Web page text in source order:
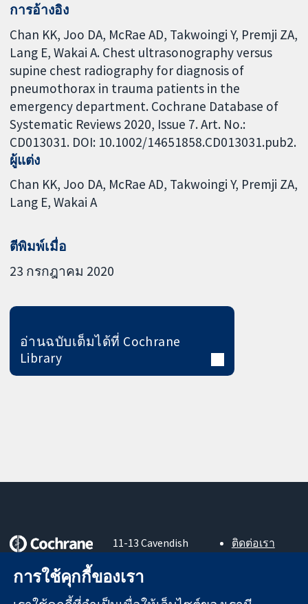
การอ้างอิง
Chan KK, Joo DA, McRae AD, Takwoingi Y, Premji ZA,
Lang E, Wakai A. Chest ultrasonography versus
supine chest radiography for diagnosis of
pneumothorax in trauma patients in the
emergency department. Cochrane Database of
Systematic Reviews 2020, Issue 7. Art. No.:
CD013031. DOI: 10.1002/14651858.CD013031.pub2.
ผู้แต่ง
Chan KK Joo DA McRae AD Takwoingi Y Premji ZA
Lang E Wakai A
ตีพิมพ์เมื่อ
23 กรกฎาคม 2020
อ่านฉบับเต็มได้ที่ Cochrane
Library
หลักฐานที่เชื่อถือ
ได้
สู่การตัดสินใจ
11-13 Cavendish
London
ติดต่อเรา
การใช้คุกกี้ของเรา